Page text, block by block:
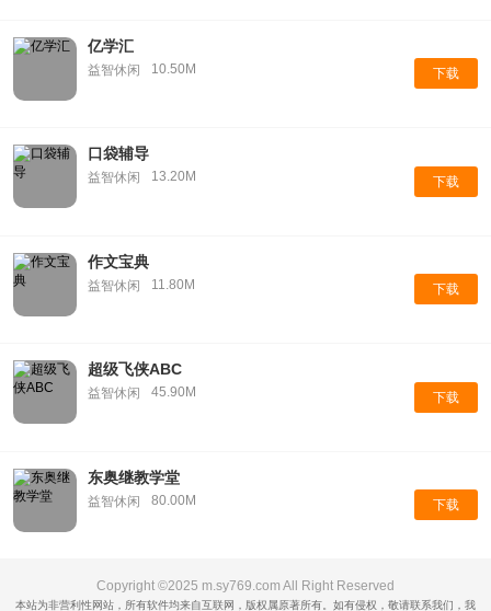
亿学汇
益智休闲 10.50M 下载
口袋辅导
益智休闲 13.20M 下载
作文宝典
益智休闲 11.80M 下载
超级飞侠ABC
益智休闲 45.90M 下载
东奥继教学堂
益智休闲 80.00M 下载
Copyright ©2025 m.sy769.com All Right Reserved
本站为非营利性网站，所有软件均来自互联网，版权属原著所有。如有侵权，敬请联系我们，我